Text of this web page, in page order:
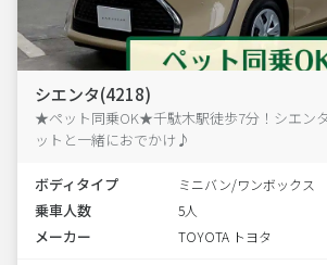
シエンタ(4218)
★ペット同乗OK★千駄木駅徒歩7分！シエン
ットと一緒におでかけ♪
ボディタイプ ミニバン/ワンボックス
乗車人数 5人
メーカー TOYOTA トヨタ